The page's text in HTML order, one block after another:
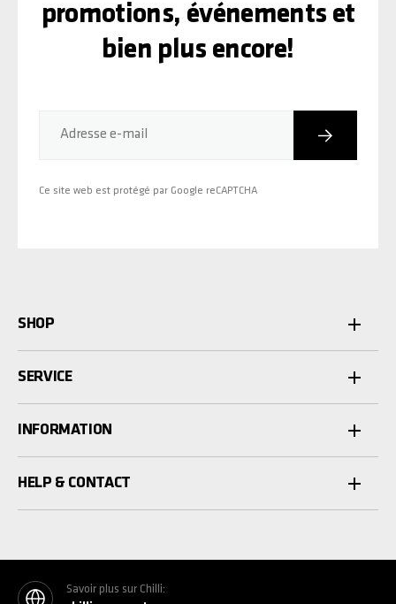
Adresse e-mail Inscription
Ce site web est protégé par Google reCAPTCHA
promotions, événements et
bien plus encore!
SHOP
SERVICE
INFORMATION
HELP & CONTACT
Savoir plus sur Chilli: